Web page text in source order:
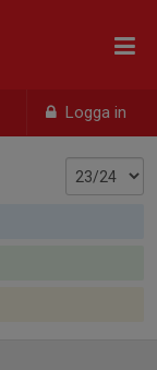
Logga in